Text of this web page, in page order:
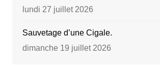
lundi 27 juillet 2026
Sauvetage d’une Cigale.
dimanche 19 juillet 2026